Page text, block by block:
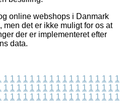
online webshops i Danmark
det er ikke muligt for os at
der er implementeret efter
data.
1 1 1 1 1 1 1 1 1 1 1 1 1 1 1 1 1 1
1 1 1 1 1 1 1 1 1 1 1 1 1 1 1 1 1 1
1 1 1 1 1 1 1 1 1 1 1 1 1 1 1 1 1 1